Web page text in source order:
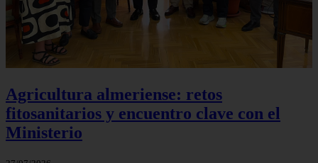
Agricultura almeriense: retos
fitosanitarios y encuentro clave con el
Ministerio